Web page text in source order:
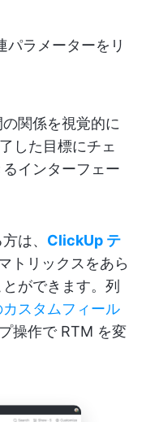
パラメーターをリ
関係を視覚的に
した目標にチェ
インターフェー
は、 ClickUp テ
トリックスをあら
ができます。列
カスタムフィール
操作で RTM を変